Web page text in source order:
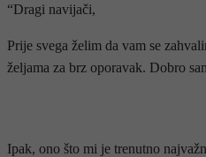
“Dragi navijači,
Prije svega želim da vam se
željama za brz oporavak. Dobro
Ipak, ono što mi je trenutno